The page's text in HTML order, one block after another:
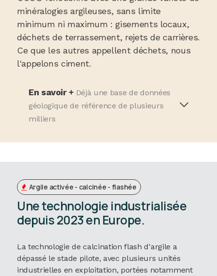
minéralogies argileuses, sans limite
minimum ni maximum : gisements locaux,
déchets de terrassement, rejets de carrières.
Ce que les autres appellent déchets, nous
l'appelons ciment.
En savoir + Déjà une base de données
géologique de référence de plusieurs
milliers
Argile activée - calcinée - flashée
Une technologie industrialisée
depuis 2023 en Europe.
La technologie de calcination flash d'argile a
dépassé le stade pilote, avec plusieurs unités
industrielles en exploitation, portées notamment